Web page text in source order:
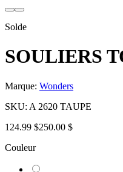
Solde
SOULIERS
Marque: Wonders
SKU: A 2620 TAUPE
124.99 $250.00 $
Couleur